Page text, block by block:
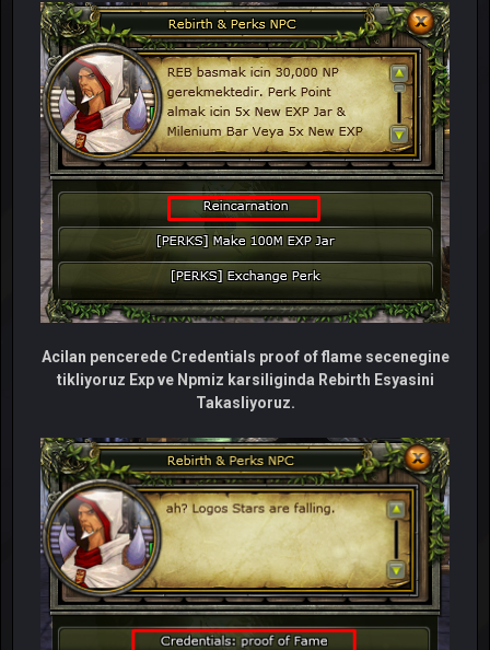
Acilan pencerede Credentials proof of flame secenegine
tikliyoruz Exp ve Npmiz karsiliginda Rebirth Esyasini
Takasliyoruz.